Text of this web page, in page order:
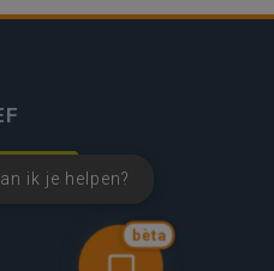
bèta
ik je helpen?
IN